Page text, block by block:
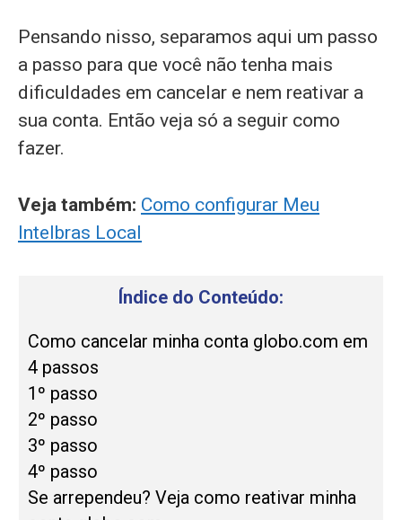
Pensando nisso, separamos aqui um passo
a passo para que você não tenha mais
dificuldades em cancelar e nem reativar a
sua conta. Então veja só a seguir como
fazer.
Veja também: Como configurar Meu
Intelbras Local
Índice do Conteúdo:
Como cancelar minha conta globo.com em
4 passos
1º passo
2º passo
3º passo
4º passo
Se arrependeu? Veja como reativar minha